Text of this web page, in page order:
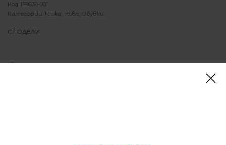
IF9630-001
Категории: Мъже Ново Обувки
СПОДЕЛИ
Описание